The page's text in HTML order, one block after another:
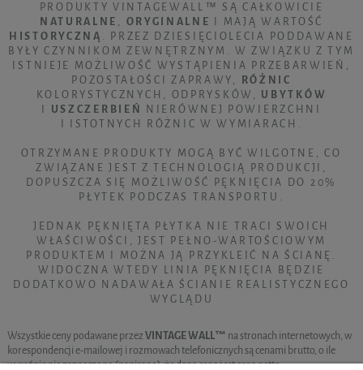
PRODUKTY VINTAGEWALL™ SĄ CAŁKOWICIE
NATURALNE , ORYGINALNE I MAJĄ WARTOŚĆ
HISTORYCZNĄ . PRZEZ DZIESIĘCIOLECIA PODDAWANE
BYŁY CZYNNIKOM ZEWNĘTRZNYM. W ZWIĄZKU Z TYM
ISTNIEJE MOŻLIWOŚĆ WYSTĄPIENIA PRZEBARWIEŃ,
POZOSTAŁOŚCI ZAPRAWY, RÓŻNIC
KOLORYSTYCZNYCH, ODPRYSKÓW, UBYTKÓW
I USZCZERBIEŃ NIERÓWNEJ POWIERZCHNI
I ISTOTNYCH RÓŻNIC W WYMIARACH.
OTRZYMANE PRODUKTY MOGĄ BYĆ WILGOTNE, CO
ZWIĄZANE JEST Z TECHNOLOGIĄ PRODUKCJI,
DOPUSZCZA SIĘ MOŻLIWOŚĆ PĘKNIĘCIA DO 20%
PŁYTEK PODCZAS TRANSPORTU.
JEDNAK PĘKNIĘTA PŁYTKA NIE TRACI SWOICH
WŁAŚCIWOŚCI, JEST PEŁNO-WARTOŚCIOWYM
PRODUKTEM I MOŻNA JĄ PRZYKLEIĆ NA ŚCIANĘ.
WIDOCZNA WTEDY LINIA PĘKNIĘCIA BĘDZIE
DODATKOWO NADAWAŁA ŚCIANIE REALISTYCZNEGO
WYGLĄDU
Wszystkie ceny podawane przezVINTAGE WALL™ na stronach internetowych, w
korespondencji e-mailowej i rozmowach telefonicznych są cenami brutto, o ile
wyraźnie nie zaznaczono (napisano), że dana cena jest ceną netto.